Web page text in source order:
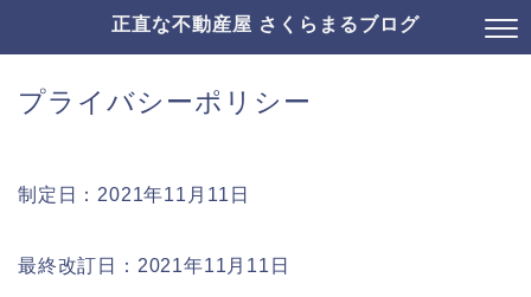
正直な不動産屋 さくらまるブログ
プライバシーポリシー
制定日：2021年11月11日
最終改訂日：2021年11月11日